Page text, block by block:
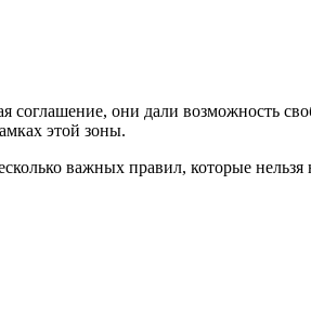
они дали возможность
этой зоны.
важных правил, которые нельзя